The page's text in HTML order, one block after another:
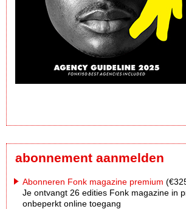
abonnement aanmelden
Abonneren Fonk magazine premium
Je ontvangt 26 edities Fonk magazine in
onbeperkt online toegang